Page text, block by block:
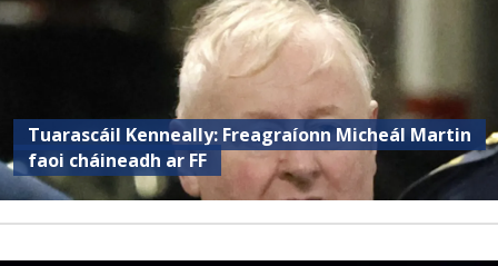
Tuarascáil Kenneally: Freagraíonn Micheál Martin
faoi cháineadh ar FF